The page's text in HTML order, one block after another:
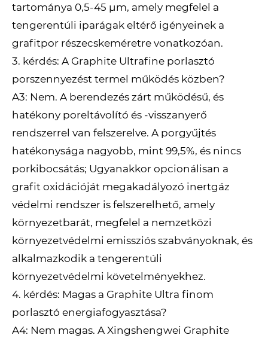
tartománya 0,5-45 μm, amely megfelel a
tengerentúli iparágak eltérő igényeinek a
grafitpor részecskeméretre vonatkozóan.
3. kérdés: A Graphite Ultrafine porlasztó
porszennyezést termel működés közben?
A3: Nem. A berendezés zárt működésű, és
hatékony poreltávolító és -visszanyerő
rendszerrel van felszerelve. A porgyűjtés
hatékonysága nagyobb, mint 99,5%, és nincs
porkibocsátás; Ugyanakkor opcionálisan a
grafit oxidációját megakadályozó inertgáz
védelmi rendszer is felszerelhető, amely
környezetbarát, megfelel a nemzetközi
környezetvédelmi emissziós szabványoknak, és
alkalmazkodik a tengerentúli
környezetvédelmi követelményekhez.
4. kérdés: Magas a Graphite Ultra finom
porlasztó energiafogyasztása?
A4: Nem magas. A Xingshengwei Graphite